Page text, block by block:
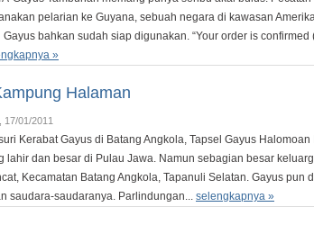
pelarian ke Guyana, sebuah negara di kawasan
bahkan sudah siap digunakan. “Your order is confirmed
»
Halaman
17/01/2011
Kerabat Gayus di Batang Angkola, Tapsel Gayus
lahir dan besar di Pulau Jawa. Namun sebagian besar
Kecamatan Batang Angkola, Tapanuli Selatan. Gayus pun
saudara-saudaranya. Parlindungan... selengkapnya »